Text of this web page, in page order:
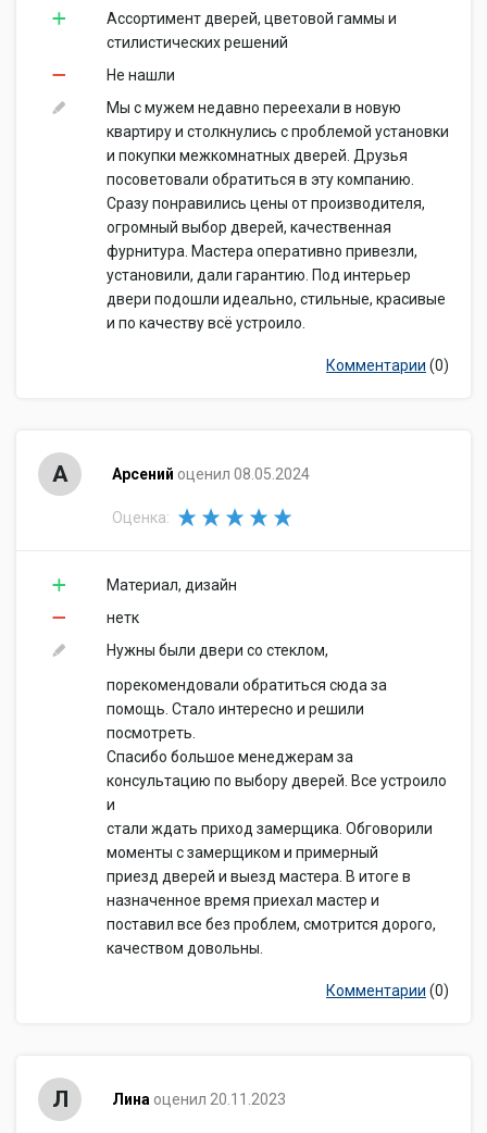
Ассортимент дверей, цветовой гаммы и
стилистических решений
Не нашли
Мы с мужем недавно переехали в новую
квартиру и столкнулись с проблемой установки
и покупки межкомнатных дверей. Друзья
посоветовали обратиться в эту компанию.
Сразу понравились цены от производителя,
огромный выбор дверей, качественная
фурнитура. Мастера оперативно привезли,
установили, дали гарантию. Под интерьер
двери подошли идеально, стильные, красивые
и по качеству всё устроило.
Комментарии (0)
А Арсений оценил 08.05.2024
Оценка:
Материал, дизайн
нетк
Нужны были двери со стеклом,
порекомендовали обратиться сюда за
помощь. Стало интересно и решили
посмотреть.
Спасибо большое менеджерам за
консультацию по выбору дверей. Все устроило
и
стали ждать приход замерщика. Обговорили
моменты с замерщиком и примерный
приезд дверей и выезд мастера. В итоге в
назначенное время приехал мастер и
поставил все без проблем, смотрится дорого,
качеством довольны.
Комментарии (0)
Л Лина оценил 20.11.2023